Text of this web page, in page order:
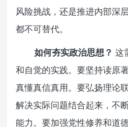
风险挑战，还是推进内部深
都不可替代。
如何夯实政治思想？ 这
和自觉的实践。要坚持读原
真懂真信真用。要弘扬理论
解决实际问题结合起来，不
能力。要加强党性修养和道